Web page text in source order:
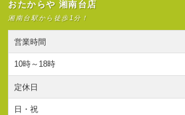
おたからや 湘南台店
湘南台駅から徒歩1分！
営業時間
10時～18時
定休日
日・祝